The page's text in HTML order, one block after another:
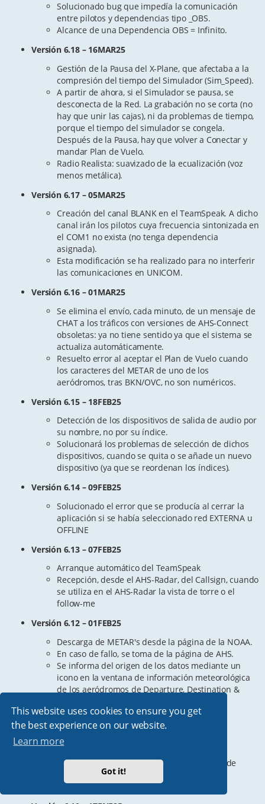
This website uses cookies to ensure you get
the best experience on our website.
Learn more
Got it!
Solucionado bug que impedía la comunicación
entre pilotos y dependencias tipo _OBS.
Alcance de una Dependencia OBS = Infinito.
Versión 6.18 – 16MAR25
Gestión de la Pausa del X-Plane, que afectaba a la
compresión del tiempo del Simulador (Sim_Speed).
A partir de ahora, si el Simulador se pausa, se
desconecta de la Red. La grabación no se corta (no
hay que unir las cajas), ni da problemas de tiempo,
porque el tiempo del simulador se congela.
Después de la Pausa, hay que volver a Conectar y
mandar Plan de Vuelo.
Radio Realista: suavizado de la ecualización (voz
menos metálica).
Versión 6.17 – 05MAR25
Creación del canal BLANK en el TeamSpeak. A dicho
canal irán los pilotos cuya frecuencia sintonizada en
el COM1 no exista (no tenga dependencia
asignada).
Esta modificación se ha realizado para no interferir
las comunicaciones en UNICOM.
Versión 6.16 – 01MAR25
Se elimina el envío, cada minuto, de un mensaje de
CHAT a los tráficos con versiones de AHS-Connect
obsoletas: ya no tiene sentido ya que el sistema se
actualiza automáticamente.
Resuelto error al aceptar el Plan de Vuelo cuando
los caracteres del METAR de uno de los
aeródromos, tras BKN/OVC, no son numéricos.
Versión 6.15 – 18FEB25
Detección de los dispositivos de salida de audio por
su nombre, no por su índice.
Solucionará los problemas de selección de dichos
dispositivos, cuando se quita o se añade un nuevo
dispositivo (ya que se reordenan los índices).
Versión 6.14 – 09FEB25
Solucionado el error que se producía al cerrar la
aplicación si se había seleccionado red EXTERNA u
OFFLINE
Versión 6.13 – 07FEB25
Arranque automático del TeamSpeak
Recepción, desde el AHS-Radar, del Callsign, cuando
se utiliza en el AHS-Radar la vista de torre o el
follow-me
Versión 6.12 – 01FEB25
Descarga de METAR's desde la página de la NOAA.
En caso de fallo, se toma de la página de AHS.
Se informa del origen de los datos mediante un
icono en la ventana de información meteorológica
de los aeródromos de Departure, Destination &
Versión 6.11 – 20ENE25
Resuelta imposibilidad de uso offline tras
Se ha confeccionado un Instalador. A partir de
ahora, el AHS-Connect se actualizará sólo
automáticamente.